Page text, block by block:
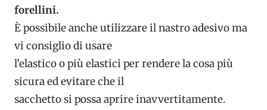
forellini.
È possibile anche utilizzare il nastro adesivo ma
vi consiglio di usare
l’elastico o più elastici per rendere la cosa più
sicura ed evitare che il
sacchetto si possa aprire inavvertitamente.